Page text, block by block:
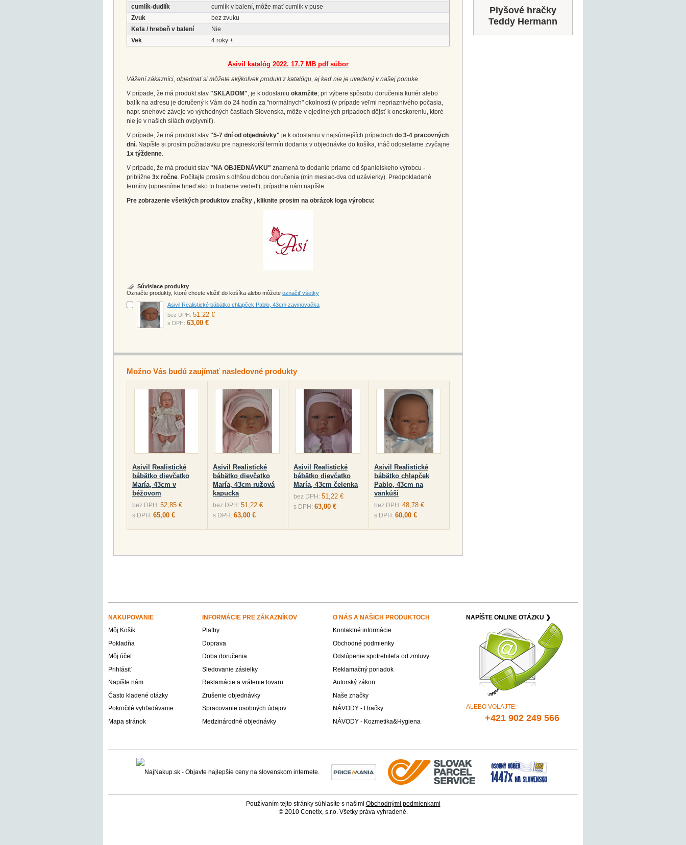
cumlík-dudlík
cumlík v balení, môže mať cumlík v puse
Zvuk
bez zvuku
Kefa / hrebeň v balení
Nie
Vek
4 roky +
Asivil katalóg 2022. 17.7 MB pdf súbor
Vážení zákazníci, objednať si môžete akýkoľvek produkt z katalógu, aj keď nie je uvedený v našej ponuke.
V prípade, že má produkt stav "SKLADOM", je k odoslaniu okamžite; pri výbere spôsobu doručenia kuriér alebo
balík na adresu je doručený k Vám do 24 hodín za "normálnych" okolností (v prípade veľmi nepriaznivého počasia,
napr. snehové záveje vo východných častiach Slovenska, môže v ojedinelých prípadoch dôjsť k oneskoreniu, ktoré
nie je v našich silách ovplyvniť).
V prípade, že má produkt stav "5-7 dní od objednávky" je k odoslaniu v najsúrnejších prípadoch do 3-4 pracovných
dní. Napíšte si prosím požiadavku pre najneskorší termín dodania v objednávke do košíka, ináč odosielame zvyčajne
1x týždenne.
V prípade, že má produkt stav "NA OBJEDNÁVKU" znamená to dodanie priamo od španielskeho výrobcu -
približne 3x ročne. Počítajte prosím s dlhšou dobou doručenia (min mesiac-dva od uzávierky). Predpokladané
termíny (upresníme hneď ako to budeme vedieť), prípadne nám napíšte.
Pre zobrazenie všetkých produktov značky , kliknite prosim na obrázok loga výrobcu:
Súvisiace produkty
Označte produkty, ktoré chcete vložiť do košíka alebo môžete označiť všetky
Asivil Realistické bábätko chlapček Pablo, 43cm zavinovačka
bez DPH: 51,22 €
s DPH: 63,00 €
Možno Vás budú zaujímať nasledovné produkty
Asivil Realistické
bábätko dievčatko
María, 43cm v
béžovom
bez DPH: 52,85 €
s DPH: 65,00 €
Asivil Realistické
bábätko dievčatko
María, 43cm ružová
kapucka
bez DPH: 51,22 €
s DPH: 63,00 €
Asivil Realistické
bábätko dievčatko
María, 43cm čelenka
bez DPH: 51,22 €
s DPH: 63,00 €
Asivil Realistické
bábätko chlapček
Pablo, 43cm na
vankúši
bez DPH: 48,78 €
s DPH: 60,00 €
Plyšové hračky
Teddy Hermann
NAKUPOVANIE INFORMÁCIE PRE ZÁKAZNÍKOV O NÁS A NAŠICH PRODUKTOCH NAPÍŠTE ONLINE OTÁZKU ❯
ALEBO VOLAJTE:
+421 902 249 566
Môj Košík Platby
Kontaktné informácie
Pokladňa
Doprava
Obchodné podmienky
Môj účet
Doba doručenia
Odstúpenie spotrebiteľa od zmluvy
Prihlásiť
Sledovanie zásielky
Reklamačný poriadok
Napíšte nám
Reklamácie a vrátenie tovaru
Autorský zákon
Často kladené otázky
Zrušenie objednávky
Naše značky
Pokročilé vyhľadávanie
Spracovanie osobných údajov
NÁVODY - Hračky
Mapa stránok
Medzinárodné objednávky NÁVODY - Kozmetika&Hygiena
Používaním tejto stránky súhlasíte s našimi Obchodnými podmienkami
© 2010 Conetix, s.r.o. Všetky práva vyhradené.